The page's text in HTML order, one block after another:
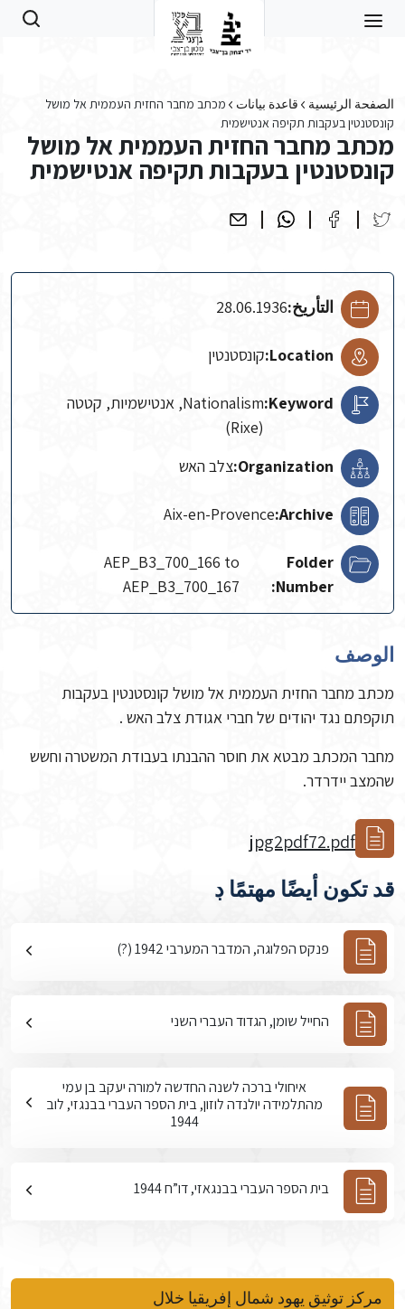
الصفحة الرئيسية قاعدة بيانات
מכתב מחבר החזית העממית אל מושל
קונסטנטין בעקבות תקיפה אנטישמית
מכתב מחבר החזית העממית אל מושל
קונסטנטין בעקבות תקיפה אנטישמית
التأريخ:28.06.1936
Location: קונסטנטין
Keyword:
Nationalism, אנטישמיות, קטטה
(Rixe)
Organization: צלב האש
Archive:
Aix-en-Provence
Folder
Number:
AEP_B3_700_166 to
AEP_B3_700_167
الوصف
מכתב מחבר החזית העממית אל מושל קונסטנטין בעקבות
תוקפתם נגד יהודים של חברי אגודת צלב האש .
מחבר המכתב מבטא את חוסר ההבנתו בעבודת המשטרה וחשש
שהמצב יידרדר.
jpg2pdf72.pdf
قد تكون أيضًا مهتمًا ڊ
פנקס הפלוגה, המדבר המערבי 1942 (?)
החייל שומן, הגדוד העברי השני
איחולי ברכה לשנה החדשה למורה יעקב בן עמי
מהתלמידה יולנדה לוזון, בית הספר העברי בבנגזי, לוב
1944
בית הספר העברי בבנגאזי, דו”ח 1944
مركز توثيق يهود شمال إفريقيا خلال